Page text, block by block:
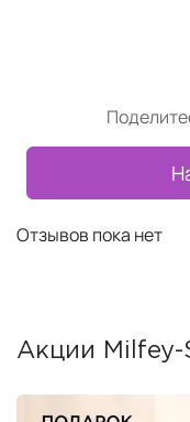
Отзывов пока нет
Акции Milfey-